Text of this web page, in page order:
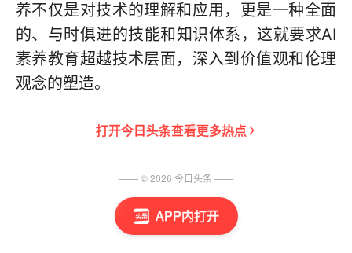
APP内打开
养不仅是对技术的理解和应用，更是一种全面
的、与时俱进的技能和知识体系，这就要求AI
素养教育超越技术层面，深入到价值观和伦理
观念的塑造。
打开今日头条查看更多热点
—— ©2026 今日头条 ——